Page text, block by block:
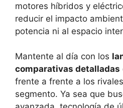
motores híbridos y
reducir el impacto
potencia ni al espacio
Mantente al día con los
comparativas detalladas
frente a frente a los
segmento. Ya sea que